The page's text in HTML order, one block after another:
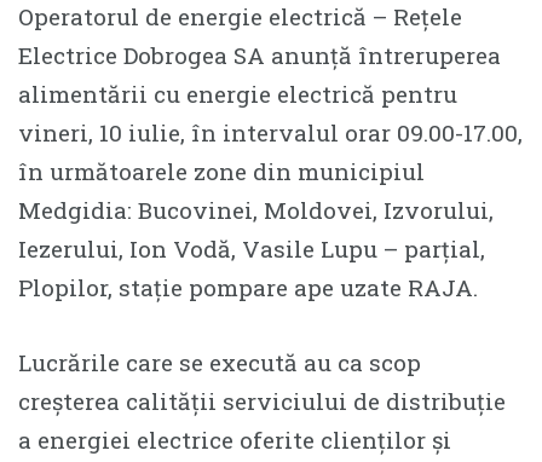
Operatorul de energie electrică – Rețele
Electrice Dobrogea SA anunță întreruperea
alimentării cu energie electrică pentru
vineri, 10 iulie, în intervalul orar 09.00-17.00,
în următoarele zone din municipiul
Medgidia: Bucovinei, Moldovei, Izvorului,
Iezerului, Ion Vodă, Vasile Lupu – parțial,
Plopilor, stație pompare ape uzate RAJA.
Lucrările care se execută au ca scop
creșterea calității serviciului de distribuție
a energiei electrice oferite clienților și